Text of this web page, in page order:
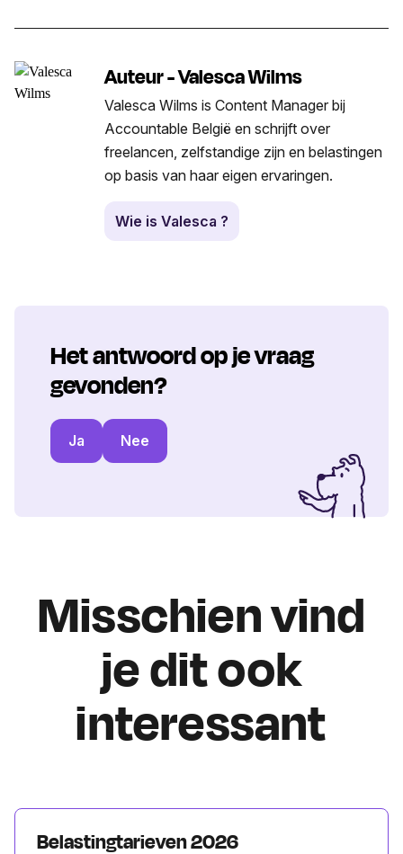
Auteur - Valesca Wilms
Valesca Wilms is Content Manager bij
Accountable België en schrijft over
freelancen, zelfstandige zijn en belastingen
op basis van haar eigen ervaringen.
Wie is Valesca ?
Het antwoord op je vraag
gevonden?
Ja Nee
Misschien vind
je dit ook
interessant
Belastingtarieven 2026